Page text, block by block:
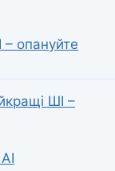
– опануйте
ШІ –